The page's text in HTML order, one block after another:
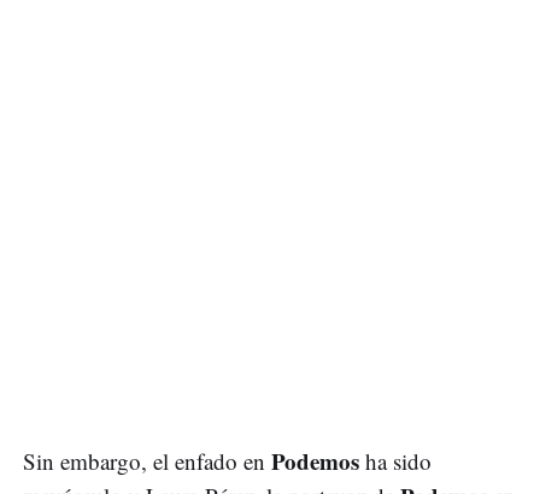
Sin embargo, el enfado en Podemos ha sido